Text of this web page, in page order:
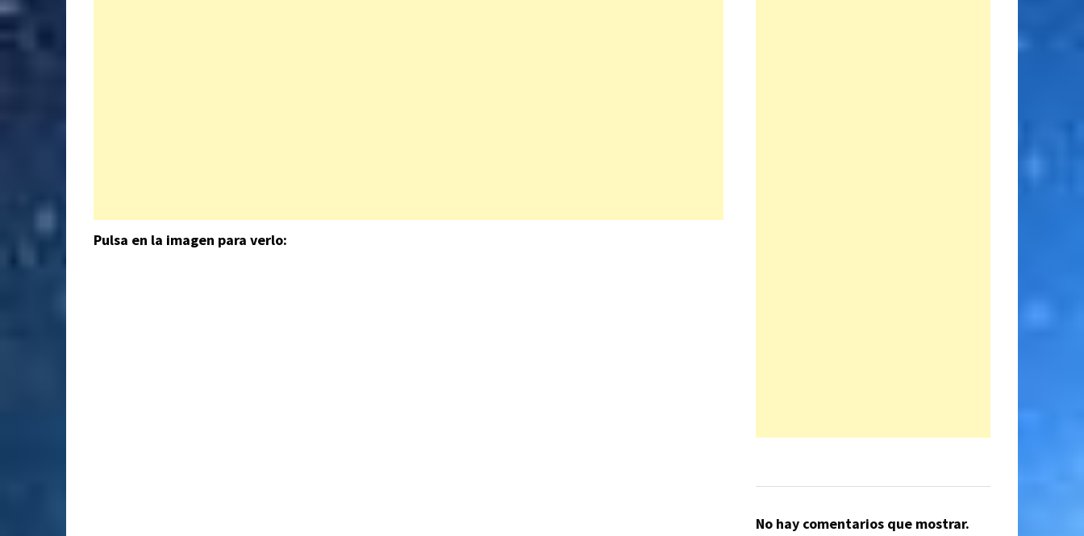
Pulsa en la imagen para verlo:
No hay comentarios que mostrar.